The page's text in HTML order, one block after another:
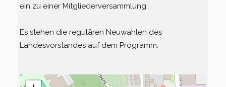
ein zu einer Mitgliederversammlung.
Es stehen die regulären Neuwahlen des
Landesvorstandes auf dem Programm.